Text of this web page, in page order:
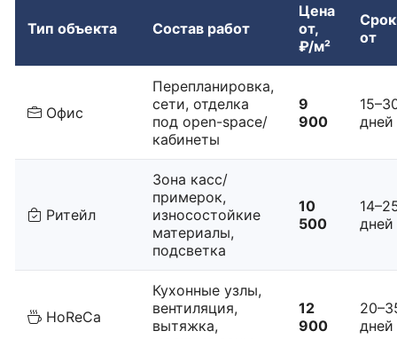
Тип объекта Состав работ
Цена
от,
₽/м²
от
Офис
Перепланировка,
сети, отделка
под open-space/
кабинеты
9
900
дней
Ритейл
Зона касс/
примерок,
износостойкие
материалы,
подсветка
10
500
дней
HoReCa
Кухонные узлы,
вентиляция,
вытяжка,
12
900
дней